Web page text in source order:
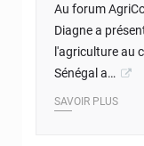
Au forum
Diagne a
l'agriculture au
Sénégal a…
SAVOIR PLUS